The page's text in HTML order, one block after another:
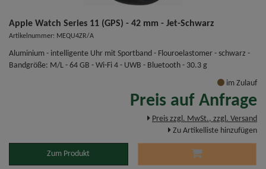
Apple Watch Series 11 (GPS) - 42 mm - Jet-Schwarz
Artikelnummer: MEQU4ZR/A
Aluminium - intelligente Uhr mit Sportband - Flouroelastomer - schwarz -
Bandgröße: M/L - 64 GB - Wi-Fi 4 - UWB - Bluetooth - 30.3 g
im Zulauf
Preis auf Anfrage
Preis zzgl. MwSt., zzgl. Versand
Zu Artikelliste hinzufügen
Zum Produkt